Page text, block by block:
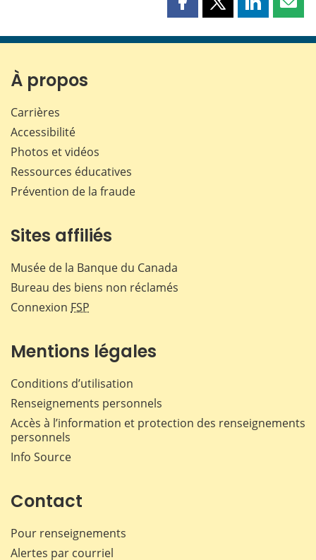
Partager
page
Partager
page
Partager
page page
À propos
Carrières
Accessibilité
Photos et vidéos
Ressources éducatives
Prévention de la fraude
Sites affiliés
Musée de la Banque du Canada
Bureau des biens non réclamés
Connexion FSP
Mentions légales
Conditions d’utilisation
Renseignements personnels
Accès à l’information et protection des renseignements
personnels
Info Source
Contact
Pour renseignements
Alertes par courriel